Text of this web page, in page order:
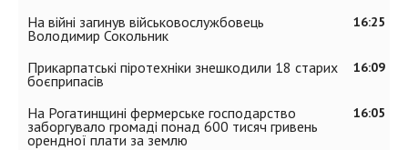
16:25
На війні загинув військовослужбовець
Володимир Сокольник
16:09
Прикарпатські піротехніки знешкодили 18 старих
боєприпасів
16:05
На Рогатинщині фермерське господарство
заборгувало громаді понад 600 тисяч гривень
орендної плати за землю